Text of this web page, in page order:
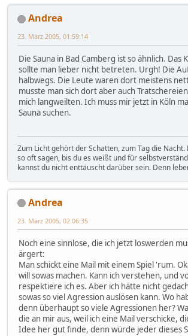
Andrea
23. März 2005, 01:59:14
Die Sauna in Bad Camberg ist so ähnlich. Das
sollte man lieber nicht betreten. Urgh! Die
halbwegs. Die Leute waren dort meistens
musste man sich dort aber auch
mich langweilten. Ich muss mir jetzt in Köln
Sauna suchen.
Zum Licht gehört der Schatten, zum Tag die
so oft sagen, bis du es weißt und für
kannst du nicht enttäuscht darüber sein. Denn
Andrea
23. März 2005, 02:06:35
Noch eine sinnlose, die ich jetzt loswerden
ärgert:
Man schickt eine Mail mit einem Spiel 'rum.
will sowas machen. Kann ich verstehen, und
respektiere ich es. Aber ich hätte nicht
sowas so viel Agression auslösen kann. Wo
denn überhaupt so viele Agressionen her?
die an mir aus, weil ich eine Mail verschicke,
Idee her gut finde, denn würde jeder dieses